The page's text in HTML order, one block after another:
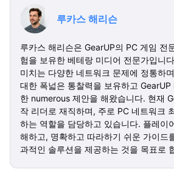
루카스 해리슨
루카스 해리슨은 GearUP의 PC 게임 전
험을 보유한 베테랑 미디어 전문가입니
미치는 다양한 네트워크 문제에 정통하
대한 폭넓은 통찰력을 보유하고 GearUP
한 numerous 제안을 해왔습니다. 현재
작 리더로 재직하며, 주로 PC 네트워크
하는 역할을 담당하고 있습니다. 플레이
해하고, 명확하고 따라하기 쉬운 가이드
과적인 솔루션을 제공하는 것을 목표로